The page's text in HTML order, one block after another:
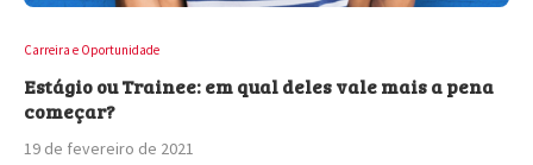
Carreira e Oportunidade
Estágio ou Trainee: em qual deles vale mais a pena
começar?
19 de fevereiro de 2021